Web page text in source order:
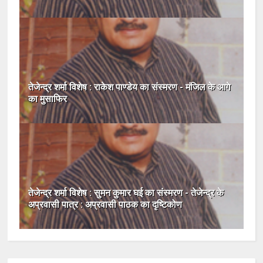
तेजेन्द्र शर्मा विशेष : राकेश पाण्डेय का संस्मरण - मंजिल के आगे
का मुसाफिर
तेजेन्द्र शर्मा विशेष : सुमन कुमार घई का संस्मरण - तेजेन्द्र के
अप्रवासी पात्र : अप्रवासी पाठक का दृष्टिकोण